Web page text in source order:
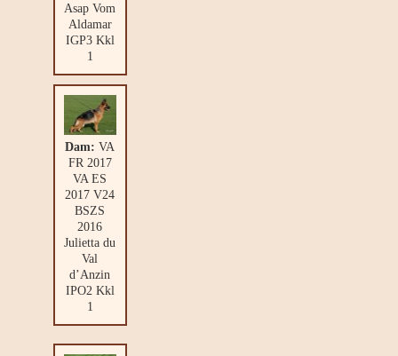
Asap Vom
Aldamar
IGP3 Kkl
1
Dam:VA
FR 2017
VA ES
2017 V24
BSZS
2016
Julietta du
Val
d’Anzin
IPO2 Kkl
1